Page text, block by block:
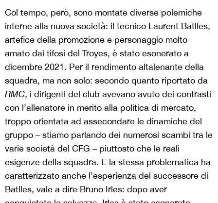
Col tempo, però, sono montate diverse polemiche
interne alla nuova società: il tecnico Laurent Batlles,
artefice della promozione e personaggio molto
amato dai tifosi del Troyes, è stato esonerato a
dicembre 2021. Per il rendimento altalenante della
squadra, ma non solo: secondo quanto riportato da
RMC, i dirigenti del club avevano avuto dei contrasti
con l’allenatore in merito alla politica di mercato,
troppo orientata ad assecondare le dinamiche del
gruppo – stiamo parlando dei numerosi scambi tra le
varie società del CFG – piuttosto che le reali
esigenze della squadra. E la stessa problematica ha
caratterizzato anche l’esperienza del successore di
Batlles, vale a dire Bruno Irles: dopo aver